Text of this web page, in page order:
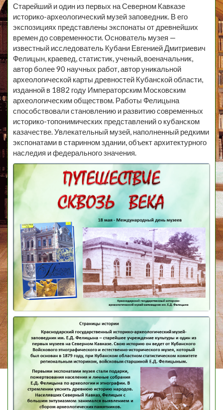
Старейший и один из первых на Северном Кавказе
историко-археологический музей заповедник. В его
экспозициях представлены экспонаты от древнейших
времен до современности. Основатель музея —
известный исследователь Кубани Евгенией Дмитриевич
Фелицын, краевед, статистик, ученый, военачальник,
автор более 90 научных работ, автор уникальной
археологической карты древностей Кубанской области,
изданной в 1882 году Императорским Московским
археологическим обществом. Работы Фелицына
способствовали становлению и развитию современных
историко-топонимических представлений о кубанском
казачестве. Увлекательный музей, наполненный редкими
экспонатами в старинном здании, объект архитектурного
наследия и федерального значения.